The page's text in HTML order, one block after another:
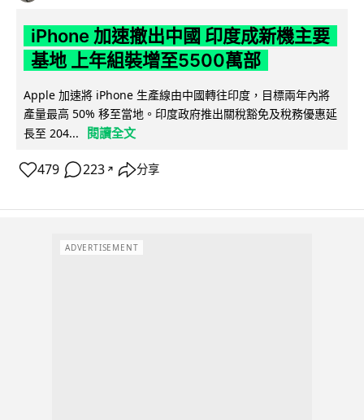
iPhone 加速撤出中國 印度成新機主要
基地 上年組裝增至5500萬部
Apple 加速將 iPhone 生產線由中國轉往印度，目標兩年內將
產量最高 50% 移至當地。印度政府推出關稅豁免及稅務優惠延
長至 204...
閱讀全文
479 223 ↗ 分享
ADVERTISEMENT